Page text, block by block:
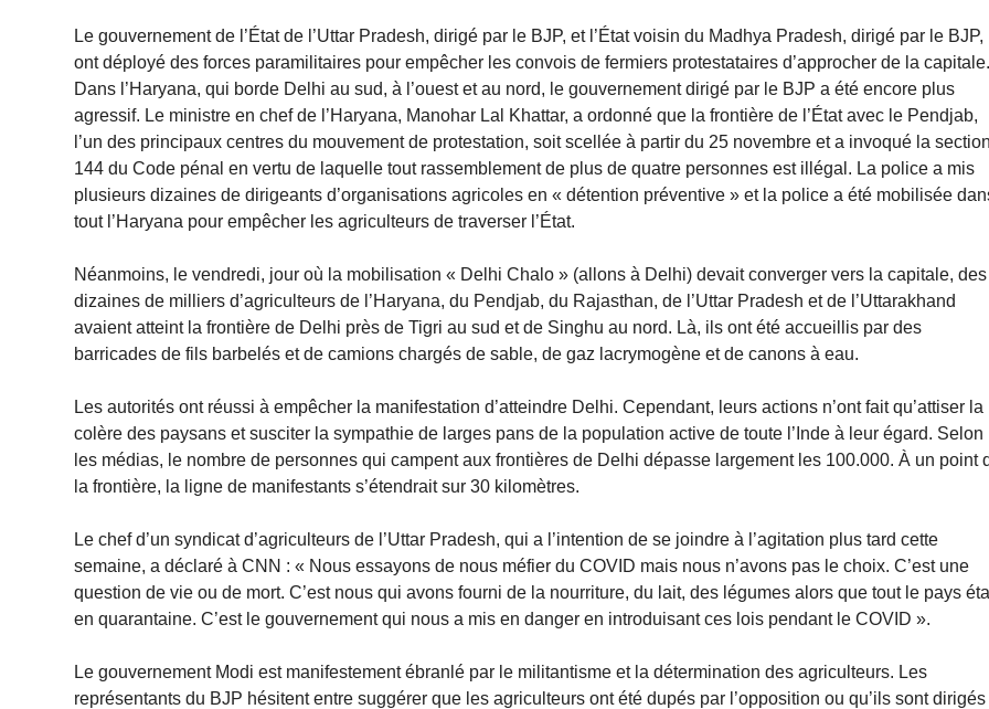
Le gouvernement de l’État de l’Uttar Pradesh, dirigé par le BJP, et l’État voisin du Madhya Pradesh, dirigé par le BJP,
ont déployé des forces paramilitaires pour empêcher les convois de fermiers protestataires d’approcher de la capitale.
Dans l’Haryana, qui borde Delhi au sud, à l’ouest et au nord, le gouvernement dirigé par le BJP a été encore plus
agressif. Le ministre en chef de l’Haryana, Manohar Lal Khattar, a ordonné que la frontière de l’État avec le Pendjab,
l’un des principaux centres du mouvement de protestation, soit scellée à partir du 25 novembre et a invoqué la section
144 du Code pénal en vertu de laquelle tout rassemblement de plus de quatre personnes est illégal. La police a mis
plusieurs dizaines de dirigeants d’organisations agricoles en « détention préventive » et la police a été mobilisée
tout l’Haryana pour empêcher les agriculteurs de traverser l’État.
Néanmoins, le vendredi, jour où la mobilisation « Delhi Chalo » (allons à Delhi) devait converger vers la capitale, des
dizaines de milliers d’agriculteurs de l’Haryana, du Pendjab, du Rajasthan, de l’Uttar Pradesh et de l’Uttarakhand
avaient atteint la frontière de Delhi près de Tigri au sud et de Singhu au nord. Là, ils ont été accueillis par des
barricades de fils barbelés et de camions chargés de sable, de gaz lacrymogène et de canons à eau.
Les autorités ont réussi à empêcher la manifestation d’atteindre Delhi. Cependant, leurs actions n’ont fait qu’attiser la
colère des paysans et susciter la sympathie de larges pans de la population active de toute l’Inde à leur égard. Selon
les médias, le nombre de personnes qui campent aux frontières de Delhi dépasse largement les 100.000. À un point
la frontière, la ligne de manifestants s’étendrait sur 30 kilomètres.
Le chef d’un syndicat d’agriculteurs de l’Uttar Pradesh, qui a l’intention de se joindre à l’agitation plus tard cette
semaine, a déclaré à CNN : « Nous essayons de nous méfier du COVID mais nous n’avons pas le choix. C’est une
question de vie ou de mort. C’est nous qui avons fourni de la nourriture, du lait, des légumes alors que tout le pays
en quarantaine. C’est le gouvernement qui nous a mis en danger en introduisant ces lois pendant le COVID ».
Le gouvernement Modi est manifestement ébranlé par le militantisme et la détermination des agriculteurs. Les
représentants du BJP hésitent entre suggérer que les agriculteurs ont été dupés par l’opposition ou qu’ils sont dirigés